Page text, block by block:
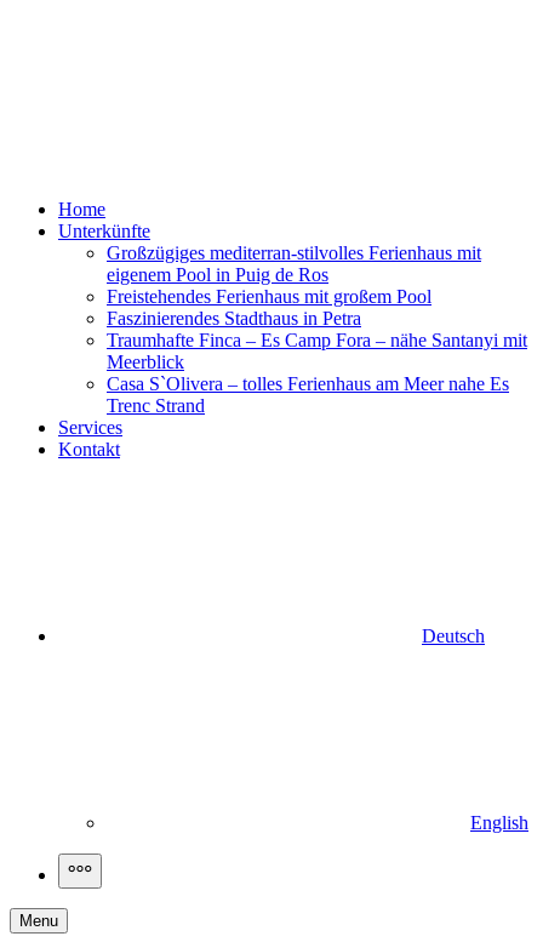
Mallorcalife
Villa, Finca und Meer
Home
Unterkünfte
Großzügiges mediterran-stilvolles Ferienhaus mit
eigenem Pool in Puig de Ros
Freistehendes Ferienhaus mit großem Pool
Faszinierendes Stadthaus in Petra
Traumhafte Finca – Es Camp Fora – nähe Santanyi mit
Meerblick
Casa S`Olivera – tolles Ferienhaus am Meer nahe Es
Trenc Strand
Services
Kontakt
Deutsch
English
More
Menu